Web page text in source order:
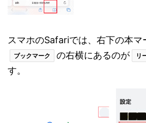
スマホのSafariでは、右下の本マ
ブックマーク の右横にあるのが リ
す。